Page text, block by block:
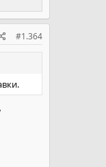
#1.364